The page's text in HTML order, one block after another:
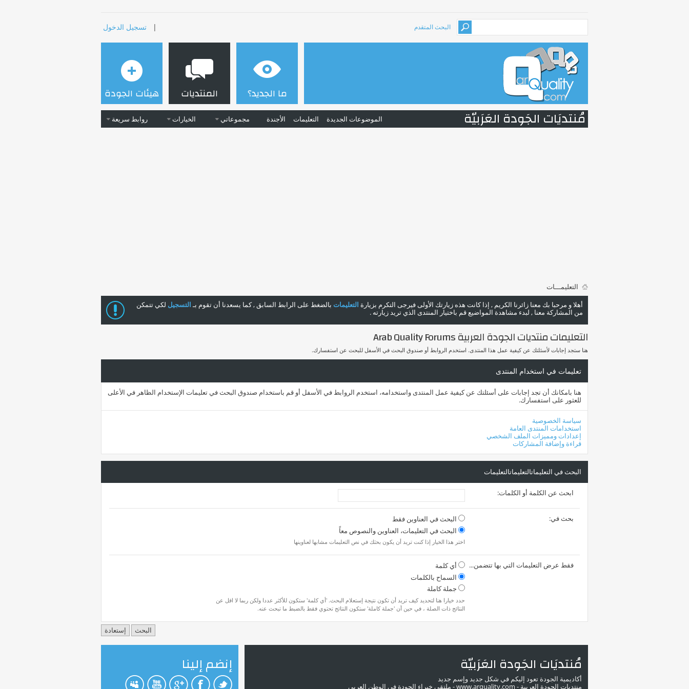
البحث المتقدم | تسجيل الدخول
ما الجديد؟ المنتديات
الموضوعات الجديدة التعليمات الأجندة مجموعاتي الخيارات روابط سريعة
هيئات الجودة
مُنتديَات الجَودة العَرَبيّة
التعليمـــات
أهلا و مرحبا بك معنا زائرنا الكريم , إذا كانت هذه زيارتك الأولى فيرجى التكرم بزيارة التعليمات بالضغط على الرابط السابق , كما يسعدنا أن تقوم بـالتسجيل لكي تتمكن
من المشاركة معنا , لبدء مشاهدة المواضيع قم باختيار المنتدى الذي تريد زيارته .
التعليمات منتديات الجودة العربية Arab Quality Forums
هنا ستجد إجابات لأسئلتك عن كيفية عمل هذا المنتدى. استخدم الروابط أو صندوق البحث في الأسفل للبحث عن استفسارك.
تعليمات في استخدام المنتدى
هنا بامكانك أن تجد إجابات على أسئلتك عن كيفية عمل المنتدى واستخدامه، استخدم الروابط في الأسفل أو قم باستخدام صندوق البحث في تعليمات الإستخدام الظاهر في الأعلى
للعثور على استفسارك.
سياسة الخصوصية
استخدامات المنتدى العامة
إعدادات ومميزات الملف الشخصي
قراءة وإضافة المشاركات
البحث في التعليماتالتعليماتالتعليمات
ابحث عن الكلمة أو الكلمات:
بحث في:
البحث في العناوين فقط
البحث في التعليمات، العناوين والنصوص معاً
اختر هذا الخيار إذا كنت تريد أن يكون بحثك في نص التعليمات مشابها لعناوينها
فقط عرض التعليمات التي بها تتضمن...
أي كلمة
السماح بالكلمات
جملة كاملة
حدد خيارا هنا لتحديد كيف تريد أن تكون نتيجة إستعلام البحث. 'أي كلمة' ستكون للأكثر عددا ولكن ربما لا اقل عن
النتائج ذات الصلة ، في حين أن 'جملة كاملة' ستكون النتائج تحتوي فقط بالضبط ما تبحث عنه.
مُنتديَات الجَودة العَرَبيّة
أكاديمية الجودة تعود إليكم في شكل جديد وإسم جديد
منتديات الجودة العربية - www.arquality.com - ملتقى خبراء الجودة في الوطن العربي
إنضم إلينا